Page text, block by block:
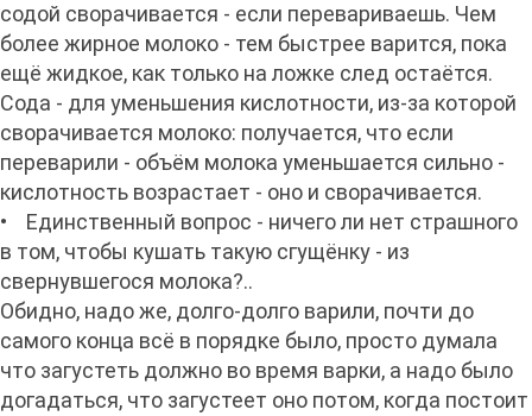
содой сворачивается - если перевариваешь. Чем
более жирное молоко - тем быстрее варится, пока
ещё жидкое, как только на ложке след остаётся.
Сода - для уменьшения кислотности, из-за которой
сворачивается молоко: получается, что если
переварили - объём молока уменьшается сильно -
кислотность возрастает - оно и сворачивается.
• Единственный вопрос - ничего ли нет страшного
в том, чтобы кушать такую сгущёнку - из
свернувшегося молока?..
Обидно, надо же, долго-долго варили, почти до
самого конца всё в порядке было, просто думала
что загустеть должно во время варки, а надо было
догадаться, что загустеет оно потом, когда постоит